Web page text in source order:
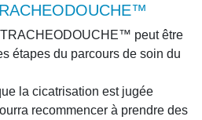
peut être
étapes du parcours de soin du
la cicatrisation est jugée
recommencer à prendre des